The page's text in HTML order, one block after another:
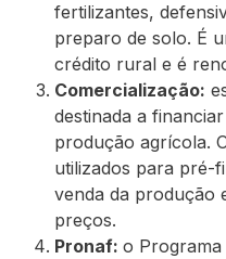
fertilizantes,
preparo de solo. É
crédito rural e é
Comercialização:
destinada a
produção agrícola.
utilizados para pré-
venda da produção
preços.
Pronaf: o Programa